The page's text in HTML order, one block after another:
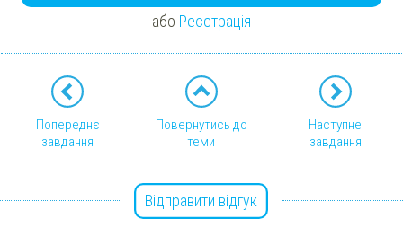
або Реєстрація
Попереднє
завдання
Повернутись до
теми
Наступне
завдання
Відправити відгук